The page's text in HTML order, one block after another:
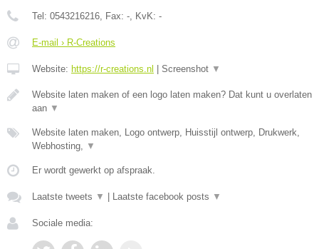
Tel: 0543216216, Fax: -, KvK: -
E-mail › R-Creations
Website: https://r-creations.nl Screenshot ▼
Website laten maken of een logo laten maken? Dat kunt u overlaten
aan ▼
Website laten maken, Logo ontwerp, Huisstijl ontwerp, Drukwerk,
Webhosting, ▼
Er wordt gewerkt op afspraak.
Laatste tweets ▼ Laatste facebook posts ▼
Sociale media: